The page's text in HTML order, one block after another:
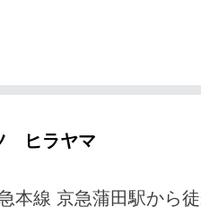
ヒラヤマ
本線 京急蒲田駅から